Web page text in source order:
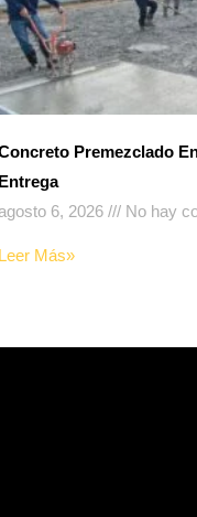
Premezclado
6, 2026
No hay
Más»